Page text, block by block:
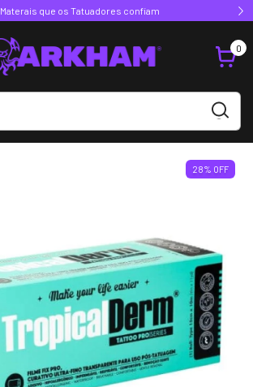
Materais que os Tatuadores confiam
0
28% OFF